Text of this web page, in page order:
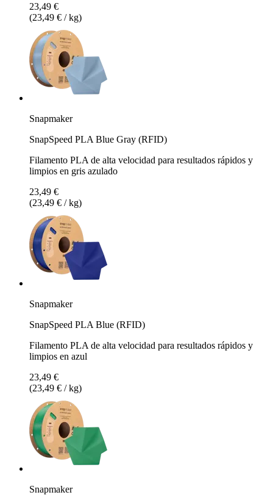
23,49 €
(23,49 € / kg)
Snapmaker
SnapSpeed PLA Blue Gray (RFID)
Filamento PLA de alta velocidad para resultados rápidos y
limpios en gris azulado
23,49 €
(23,49 € / kg)
Snapmaker
SnapSpeed PLA Blue (RFID)
Filamento PLA de alta velocidad para resultados rápidos y
limpios en azul
23,49 €
(23,49 € / kg)
Snapmaker